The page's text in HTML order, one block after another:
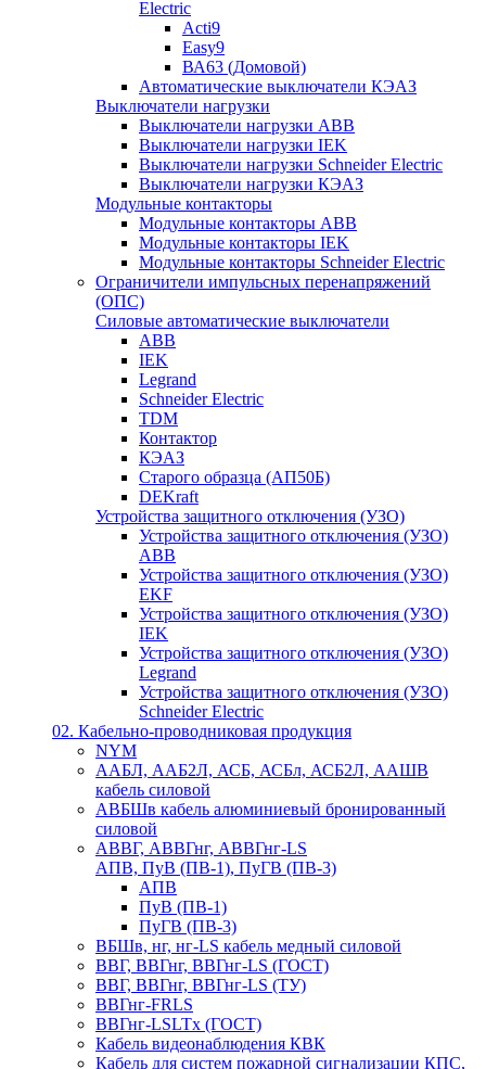
Electric
Acti9
Easy9
ВА63 (Домовой)
Автоматические выключатели КЭАЗ
Выключатели нагрузки
Выключатели нагрузки ABB
Выключатели нагрузки IEK
Выключатели нагрузки Schneider Electric
Выключатели нагрузки КЭАЗ
Модульные контакторы
Модульные контакторы ABB
Модульные контакторы IEK
Модульные контакторы Schneider Electric
Ограничители импульсных перенапряжений
(ОПС)
Силовые автоматические выключатели
ABB
IEK
Legrand
Schneider Electric
TDM
Контактор
КЭАЗ
Старого образца (АП50Б)
DEKraft
Устройства защитного отключения (УЗО)
Устройства защитного отключения (УЗО)
ABB
Устройства защитного отключения (УЗО)
EKF
Устройства защитного отключения (УЗО)
IEK
Устройства защитного отключения (УЗО)
Legrand
Устройства защитного отключения (УЗО)
Schneider Electric
02. Кабельно-проводниковая продукция
NYM
ААБЛ, ААБ2Л, АСБ, АСБл, АСБ2Л, ААШВ
кабель силовой
АВБШв кабель алюминиевый бронированный
силовой
АВВГ, АВВГнг, АВВГнг-LS
АПВ, ПуВ (ПВ-1), ПуГВ (ПВ-3)
АПВ
ПуВ (ПВ-1)
ПуГВ (ПВ-3)
ВБШв, нг, нг-LS кабель медный силовой
ВВГ, ВВГнг, ВВГнг-LS (ГОСТ)
ВВГ, ВВГнг, ВВГнг-LS (ТУ)
ВВГнг-FRLS
ВВГнг-LSLTx (ГОСТ)
Кабель видеонаблюдения КВК
Кабель для систем пожарной сигнализации КПС,